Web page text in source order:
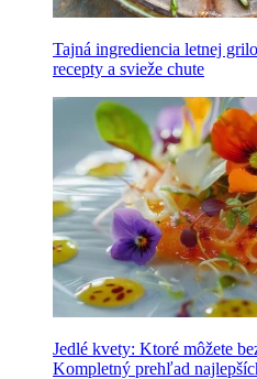
Tajná ingrediencia letnej
recepty a svieže chute
Jedlé kvety: Ktoré môžete
Kompletný prehľad